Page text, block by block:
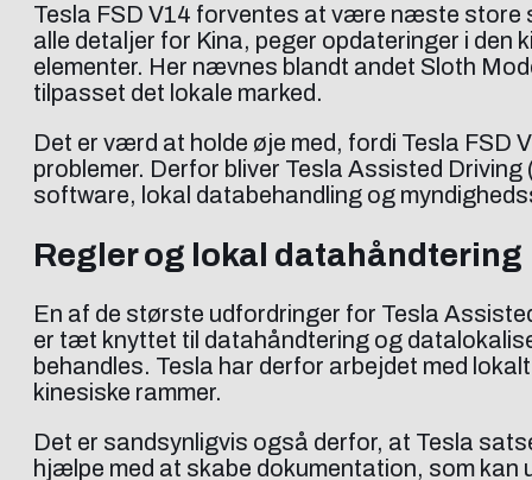
Tesla FSD V14 forventes at være næste store
alle detaljer for Kina, peger opdateringer i
elementer. Her nævnes blandt andet Sloth
tilpasset det lokale marked.
Det er værd at holde øje med, fordi Tesla FSD
problemer. Derfor bliver Tesla Assisted
software, lokal databehandling og
Regler og lokal datahåndtering
En af de største udfordringer for Tesla
er tæt knyttet til datahåndtering og
behandles. Tesla har derfor arbejdet med
kinesiske rammer.
Det er sandsynligvis også derfor, at Tesla
hjælpe med at skabe dokumentation, som